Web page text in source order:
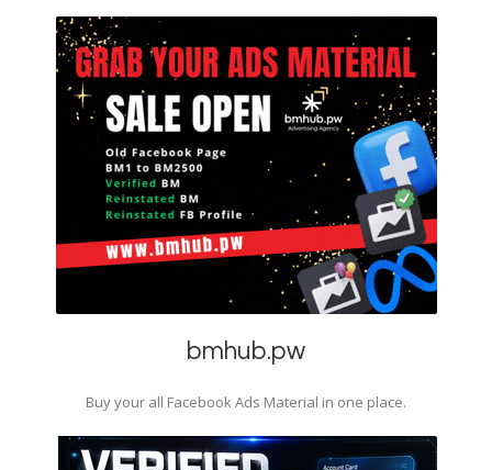
bmhub.pw
Buy your all Facebook Ads Material in one place.